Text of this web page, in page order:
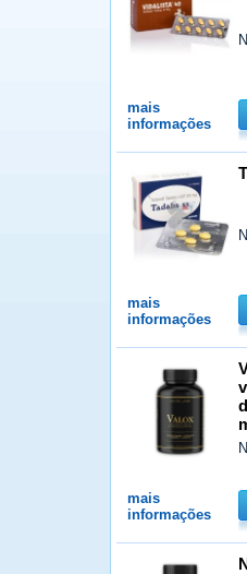
mais
informações
mais
informações
mais
informações